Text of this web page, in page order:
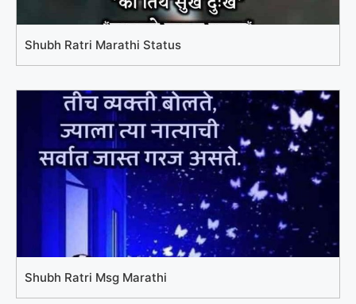
Shubh Ratri Marathi Status
Shubh Ratri Msg Marathi